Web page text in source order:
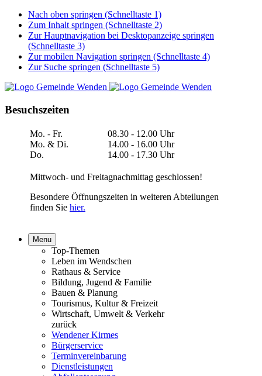
Nach oben springen (Schnelltaste 1)
Zum Inhalt springen (Schnelltaste 2)
Zur Hauptnavigation bei Desktopanzeige springen
(Schnelltaste 3)
Zur mobilen Navigation springen (Schnelltaste 4)
Zur Suche springen (Schnelltaste 5)
Besuchszeiten
Mo. - Fr.
Mo. & Di.
Do.
08.30 - 12.00 Uhr
14.00 - 16.00 Uhr
14.00 - 17.30 Uhr
Mittwoch- und Freitagnachmittag geschlossen!
Besondere Öffnungszeiten in weiteren Abteilungen
finden Sie hier.
Menu
Top-Themen
Leben im Wendschen
Rathaus & Service
Bildung, Jugend & Familie
Bauen & Planung
Tourismus, Kultur & Freizeit
Wirtschaft, Umwelt & Verkehr
zurück
Wendener Kirmes
Bürgerservice
Terminvereinbarung
Dienstleistungen